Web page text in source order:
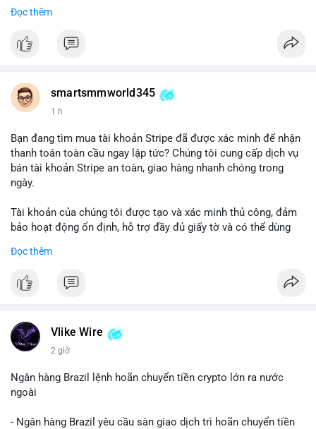
Lưu ý: Việc mua bán tài khoản có thể vi phạm điều khoản dịch
Đọc thêm
smartsmmworld345
1 h
Bạn đang tìm mua tài khoản Stripe đã được xác minh để nhận
thanh toán toàn cầu ngay lập tức? Chúng tôi cung cấp dịch vụ
bán tài khoản Stripe an toàn, giao hàng nhanh chóng trong
ngày.
Tài khoản của chúng tôi được tạo và xác minh thủ công, đảm
bảo hoạt động ổn định, hỗ trợ đầy đủ giấy tờ và có thể dùng
Telegram: @SmartSMMworld
#buyverifiedstripeaccounts
Đọc thêm
Vlike Wire
2 giờ
Ngân hàng Brazil lệnh hoãn chuyển tiền crypto lớn ra nước
ngoài
- Ngân hàng Brazil yêu cầu sàn giao dịch trì hoãn chuyển tiền